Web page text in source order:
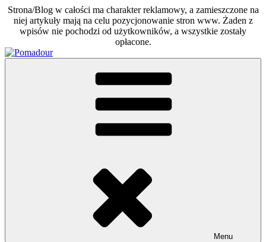
Strona/Blog w całości ma charakter reklamowy, a zamieszczone na
niej artykuły mają na celu pozycjonowanie stron www. Żaden z
wpisów nie pochodzi od użytkowników, a wszystkie zostały
opłacone.
Skip
to
Menu